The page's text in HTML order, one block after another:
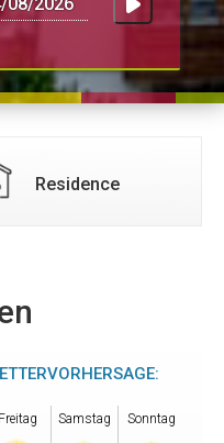
Residence
Freitag Samstag Sonntag